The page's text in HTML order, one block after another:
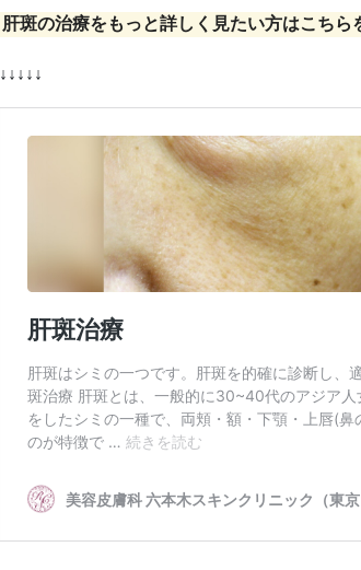
肝斑の治療をもっと詳しく見たい方はこちら
↓↓↓↓↓